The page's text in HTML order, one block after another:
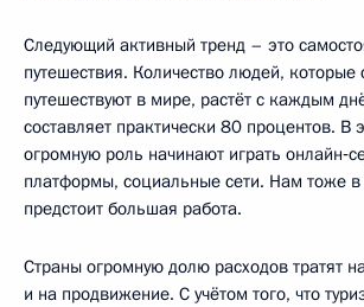
Следующий активный тренд – это
путешествия. Количество людей, которые
путешествуют в мире, растёт с каждым
составляет практически 80 процентов. В
огромную роль начинают играть
платформы, социальные сети. Нам тоже
предстоит большая работа.
Страны огромную долю расходов тратят
и на продвижение. С учётом того, что